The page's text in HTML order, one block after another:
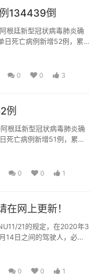
134439倒
根廷新型冠状病毒肺炎确
死亡病例新增52例，累
0 0 3
例
根廷新型冠状病毒肺炎确
死亡病例新增51例，累计
0 0 1
网上更新！
21的规定，在2020年3
14日之间的驾驶人，必须
0 0 1